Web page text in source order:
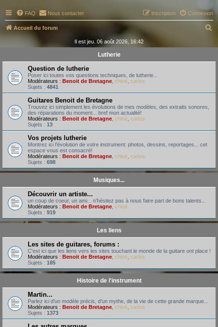
FAQ Nous contacter Connexion
Inscription
Accueil du forum
h
r
Il est jeu. 06 août 2026, 16:42
Lutherie
Question de lutherie
Poser ici toutes vos questions techniques, de lutherie...
Modérateurs : Benoit de Bretagne chloé carlos
Sujets : 4841
Guitares Benoit de Bretagne
Trouvez ici simplement les évolutions de mes modèles, des extraits sonores,
des réparations du moment... bref mon actualité!
Modérateurs : Benoit de Bretagne chloé carlos
Sujets : 13
Vos projets lutherie
Montrez ici l'évolution de votre instrument: photos, dessins, reportages... cet
espace vous est consacré!
Modérateurs : Benoit de Bretagne chloé carlos
Sujets : 698
Musiques...
Découvrir un artiste...
un coup de coeur, un ami... n'hésitez pas à nous faire part de bons talents...
Modérateurs : Benoit de Bretagne chloé
Sujets : 919
Les liens
Les sites de guitares, forums :
C'est ici que les liens vers les sites touchant le monde de la guitare ont place !
Modérateurs : Benoit de Bretagne chloé carlos
Sujets : 185
Histoire de l'instrument
Martin...
Parlez ici d'un modèle précis, d'un mythe, de la vie de cette grande marque...
Modérateurs : Benoit de Bretagne chloé carlos
Sujets : 1373